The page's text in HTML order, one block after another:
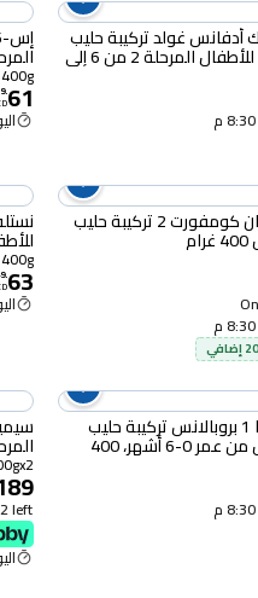
أدفانس غولد تركيبة حليب
مجفف للأطفال المرحلة 2 من 6 إلى المرحلة 3
400g
61
.
نستله نان كومفورت 2 تركيبة حليب
400g
63
.
هيومانا 1 بروبالانس تركيبة حليب
الأطفال من عمر 0-6 أشهر، 400
800gx2
left